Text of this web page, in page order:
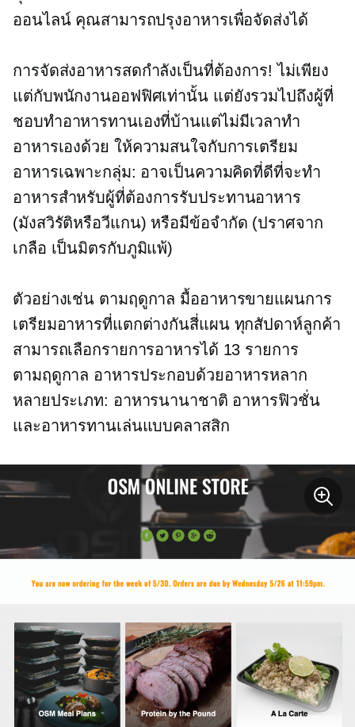
ออนไลน์ คุณสามารถปรุงอาหารเพื่อจัดส่งได้
การจัดส่งอาหารสดกำลังเป็นที่ต้องการ! ไม่เพียง
แต่กับพนักงานออฟฟิศเท่านั้น แต่ยังรวมไปถึงผู้ที่
ชอบทำอาหารทานเองที่บ้านแต่ไม่มีเวลาทำ
อาหารเองด้วย ให้ความสนใจกับการเตรียม
อาหารเฉพาะกลุ่ม: อาจเป็นความคิดที่ดีที่จะทำ
อาหารสำหรับผู้ที่ต้องการรับประทานอาหาร
(มังสวิรัติหรือวีแกน) หรือมีข้อจำกัด (ปราศจาก
เกลือ เป็นมิตรกับภูมิแพ้)
ตัวอย่างเช่น ตามฤดูกาล มื้ออาหารขายแผนการ
เตรียมอาหารที่แตกต่างกันสี่แผน ทุกสัปดาห์ลูกค้า
สามารถเลือกรายการอาหารได้ 13 รายการ
ตามฤดูกาล อาหารประกอบด้วยอาหารหลาก
หลายประเภท: อาหารนานาชาติ อาหารฟิวชั่น
และอาหารทานเล่นแบบคลาสสิก